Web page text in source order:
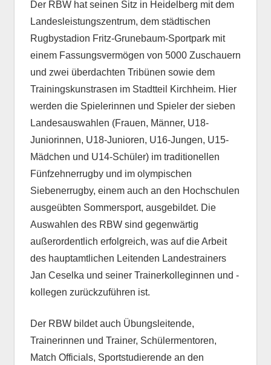
Der RBW hat seinen Sitz in Heidelberg mit dem
Landesleistungszentrum, dem städtischen
Rugbystadion Fritz-Grunebaum-Sportpark mit
einem Fassungsvermögen von 5000 Zuschauern
und zwei überdachten Tribünen sowie dem
Trainingskunstrasen im Stadtteil Kirchheim. Hier
werden die Spielerinnen und Spieler der sieben
Landesauswahlen (Frauen, Männer, U18-
Juniorinnen, U18-Junioren, U16-Jungen, U15-
Mädchen und U14-Schüler) im traditionellen
Fünfzehnerrugby und im olympischen
Siebenerrugby, einem auch an den Hochschulen
ausgeübten Sommersport, ausgebildet. Die
Auswahlen des RBW sind gegenwärtig
außerordentlich erfolgreich, was auf die Arbeit
des hauptamtlichen Leitenden Landestrainers
Jan Ceselka und seiner Trainerkolleginnen und -
kollegen zurückzuführen ist.
Der RBW bildet auch Übungsleitende,
Trainerinnen und Trainer, Schülermentoren,
Match Officials, Sportstudierende an den